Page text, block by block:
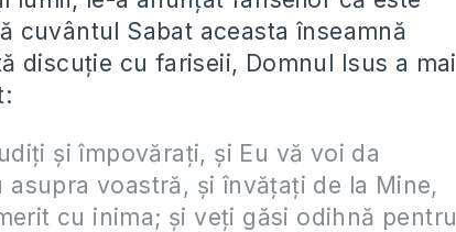
cuvântul Sabat aceasta înseamnă
discuţie cu fariseii, Domnul Isus a mai
şi împovăraţi, şi Eu vă voi da
asupra voastră, şi învăţaţi de la Mine,
cu inima; şi veţi găsi odihnă pentru